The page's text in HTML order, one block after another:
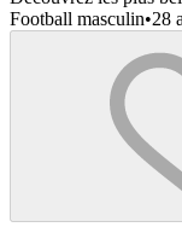
Football masculin•28